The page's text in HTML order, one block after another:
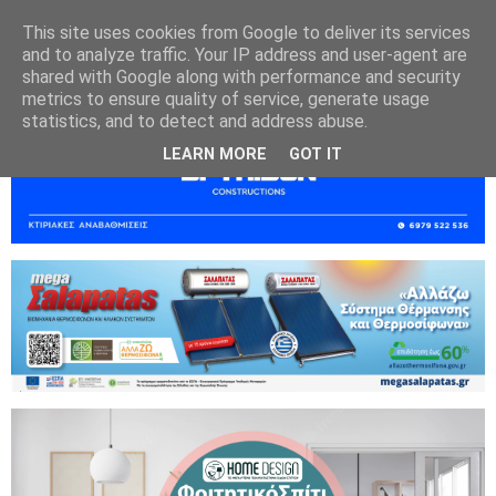
This site uses cookies from Google to deliver its services
and to analyze traffic. Your IP address and user-agent are
shared with Google along with performance and security
metrics to ensure quality of service, generate usage
statistics, and to detect and address abuse.
LEARN MORE GOT IT